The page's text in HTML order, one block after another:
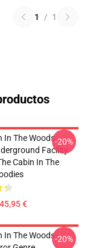
1 / 1
In The Woods -
Facility
Cabin In The
€
-20%
In The Woods --20%